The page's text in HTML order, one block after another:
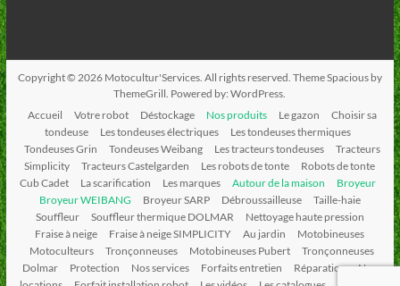
Copyright © 2026 Motocultur'Services. All rights reserved. ThemeSpaciousby
ThemeGrill. Powered by:WordPress
Accueil
Votre robot Déstockage Nos produits Le gazon
Choisir sa
tondeuse
Les tondeuses électriques
Les tondeuses thermiques
Tondeuses Grin
Tondeuses Weibang Les tracteurs tondeuses
Tracteurs
Simplicity
Tracteurs Castelgarden Les robots de tonte
Robots de tonte
Cub Cadet
La scarification Les marques Autour de la maison
Broyeur
Broyeur WEIBANG
Broyeur SARP Débroussailleuse
Taille-haie
Souffleur
Souffleur thermique DOLMAR
Nettoyage haute pression
Fraise à neige
Fraise à neige SIMPLICITY Au jardin
Motobineuses
Motoculteurs
Tronçonneuses Motobineuses Pubert
Tronçonneuses
Dolmar
Protection Nos services Forfaits entretien Réparation
Nos